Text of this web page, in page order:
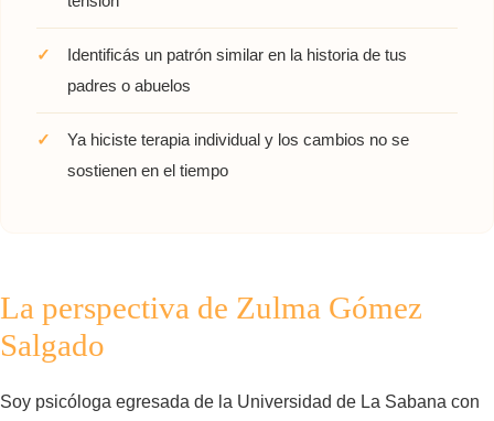
Identificás un patrón similar en la historia de tus
padres o abuelos
Ya hiciste terapia individual y los cambios no se
sostienen en el tiempo
La perspectiva de Zulma Gómez
Salgado
Soy psicóloga egresada de la Universidad de La Sabana con